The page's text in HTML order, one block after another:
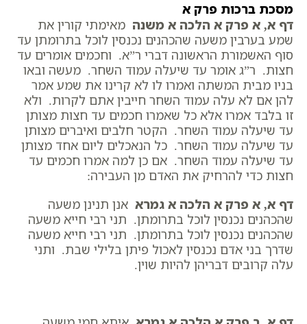
מסכת ברכות פרק א
דף א, א פרק א הלכה א משנה מאימתי קורין את
שמע בערבין משעה שהכהנים נכנסין לוכל בתרומתן עד
סוף האשמורת הראשונה דברי ר”א. וחכמים אומרים עד
חצות. ר”ג אומר עד שיעלה עמוד השחר. מעשה ובאו
בניו מבית המשתה ואמרו לו לא קרינו את שמע אמר
להן אם לא עלה עמוד השחר חייבין אתם לקרות. ולא
זו בלבד אמרו אלא כל שאמרו חכמים עד חצות מצותן
עד שיעלה עמוד השחר. הקטר חלבים ואיברים מצותן
עד שיעלה עמוד השחר. כל הנאכלים ליום אחד מצותן
עד שיעלה עמוד השחר. אם כן למה אמרו חכמים עד
חצות כדי להרחיק את האדם מן העבירה:
דף א, א פרק א הלכה א גמרא אנן תנינן משעה
שהכהנים נכנסין לוכל בתרומתן. תני רבי חייא משעה
שהכהנים נכנסין לוכל בתרומתן. תני רבי חייא משעה
שדרך בני אדם נכנסין לאכול פיתן בלילי שבת. ותני
עלה קרובים דבריהן להיות שוין.